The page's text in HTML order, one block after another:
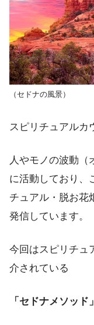
（セドナの風景）
スピリチュアルカ
人やモノの波動（
に活動しており、
チュアル・脱お花
発信しています。
今回はスピリチュ
介されている
「セドナメソッド」